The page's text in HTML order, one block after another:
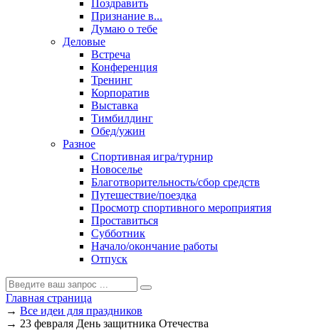
Поздравить
Признание в...
Думаю о тебе
Деловые
Встреча
Конференция
Тренинг
Корпоратив
Выставка
Тимбилдинг
Обед/ужин
Разное
Спортивная игра/турнир
Новоселье
Благотворительность/сбор средств
Путешествие/поездка
Просмотр спортивного мероприятия
Проставиться
Субботник
Начало/окончание работы
Отпуск
Главная страница
→ Все идеи для праздников
→ 23 февраля День защитника Отечества